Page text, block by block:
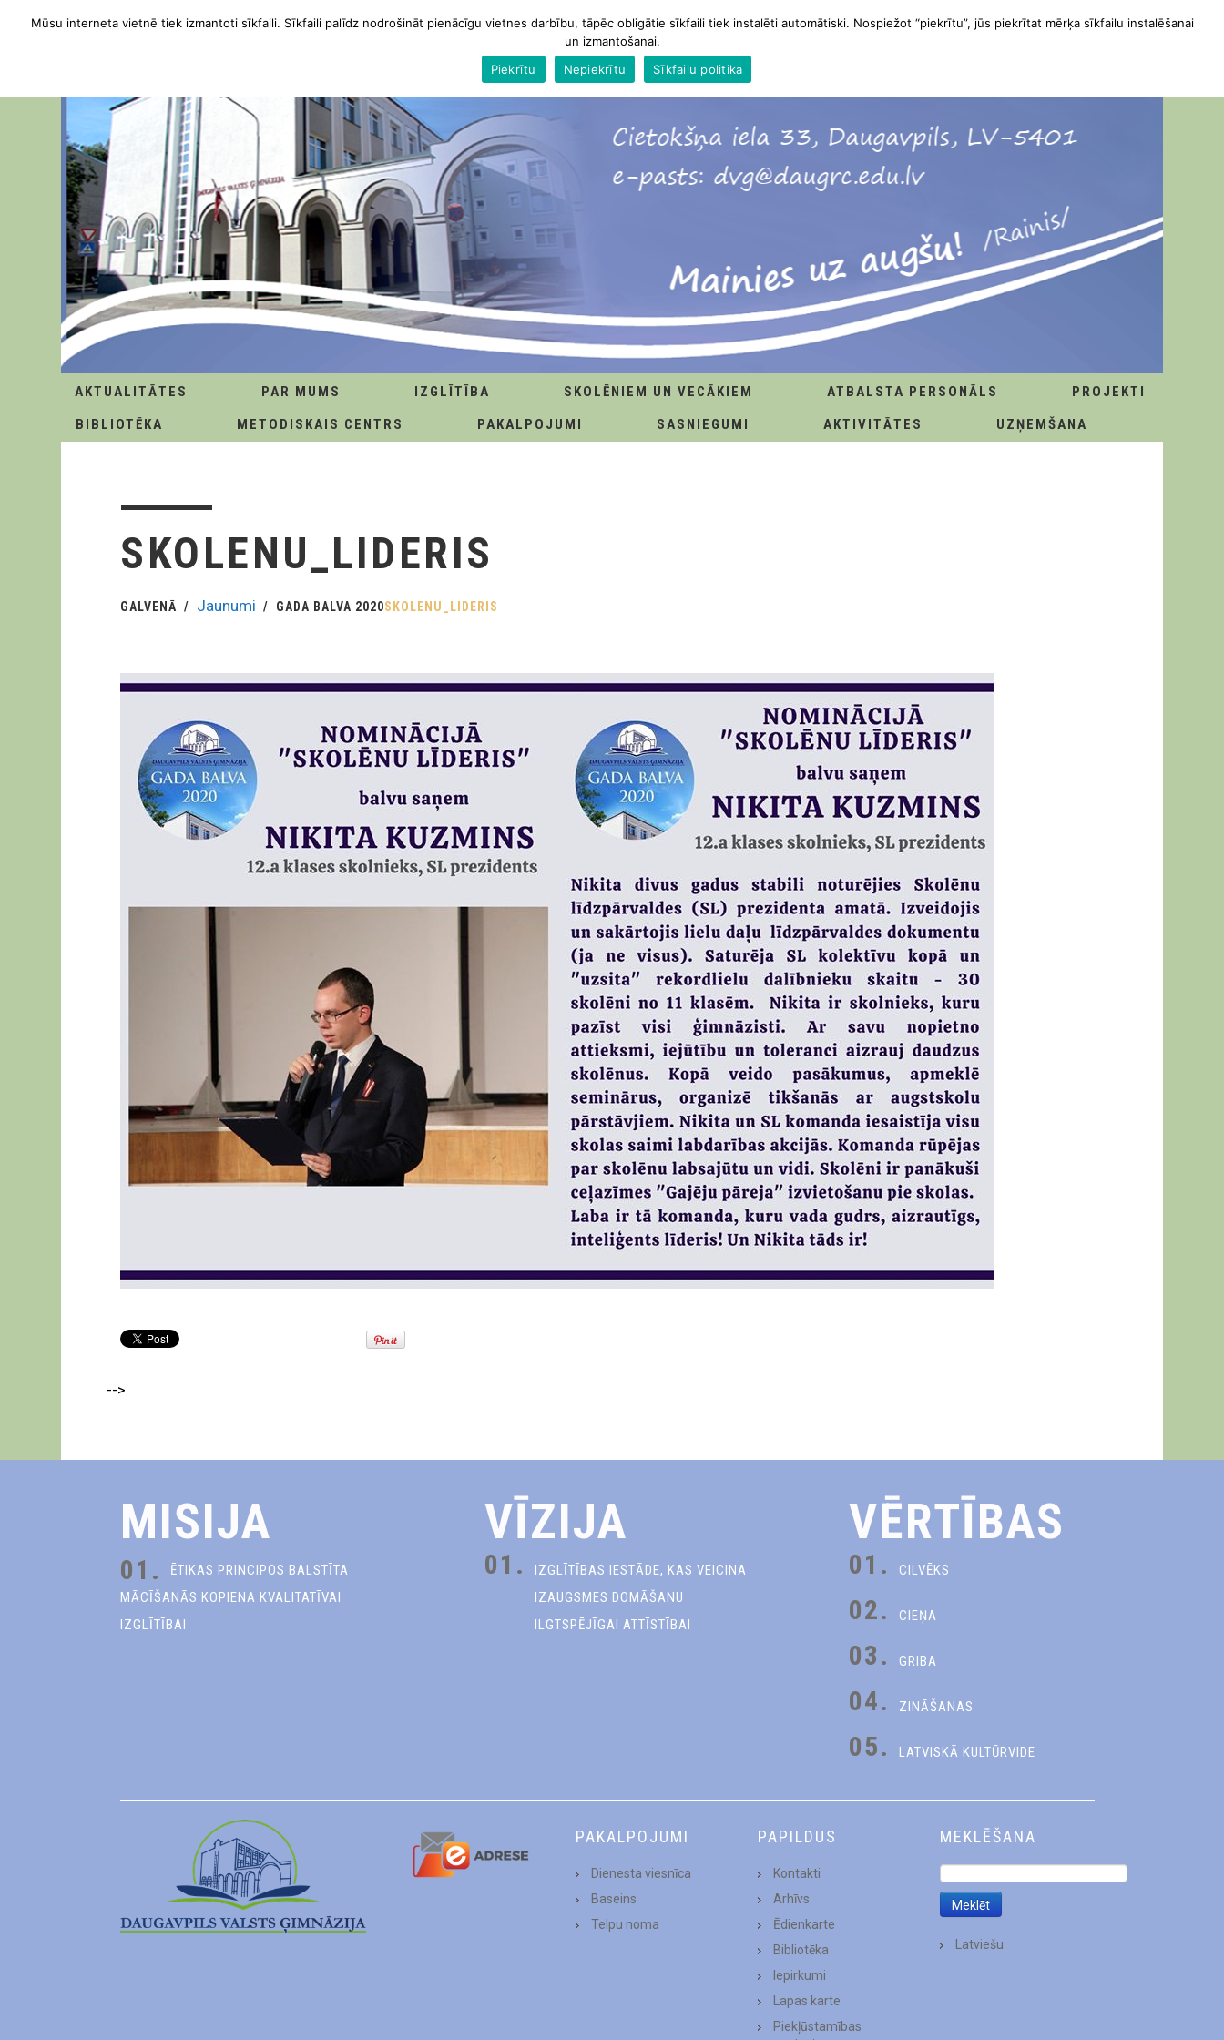
AKTUALITĀTES PAR MUMS IZGLĪTĪBA SKOLĒNIEM UN VECĀKIEM ATBALSTA PERSONĀLS
PROJEKTI
BIBLIOTĒKA
METODISKAIS CENTRS PAKALPOJUMI SASNIEGUMI AKTIVITĀTES UZŅEMŠANA
SKOLENU_LIDERIS
GALVENĀ Jaunumi GADA BALVA 2020SKOLENU_LIDERIS
-->
MISIJA
01.
ĒTIKAS PRINCIPOS BALSTĪTA
MĀCĪŠANĀS KOPIENA KVALITATĪVAI
IZGLĪTĪBAI
VĪZIJA
01.
IZGLĪTĪBAS IESTĀDE, KAS VEICINA
IZAUGSMES DOMĀŠANU
ILGTSPĒJĪGAI ATTĪSTĪBAI
VĒRTĪBAS
01. CILVĒKS
02. CIEŅA
03. GRIBA
04. ZINĀŠANAS
05. LATVISKĀ KULTŪRVIDE
PAKALPOJUMI
Dienesta viesnīca
Baseins
Telpu noma
PAPILDUS
Kontakti
Arhīvs
Ēdienkarte
Bibliotēka
Iepirkumi
Lapas karte
Piekļūstamības
MEKLĒŠANA
Latviešu
Mūsu interneta vietnē tiek izmantoti sīkfaili. Sīkfaili palīdz nodrošināt pienācīgu vietnes darbību, tāpēc obligātie sīkfaili tiek instalēti automātiski. Nospiežot “piekrītu”, jūs piekrītat mērķa sīkfailu instalēšanai
un izmantošanai.
Piekrītu
Nepiekrītu Sīkfailu politika